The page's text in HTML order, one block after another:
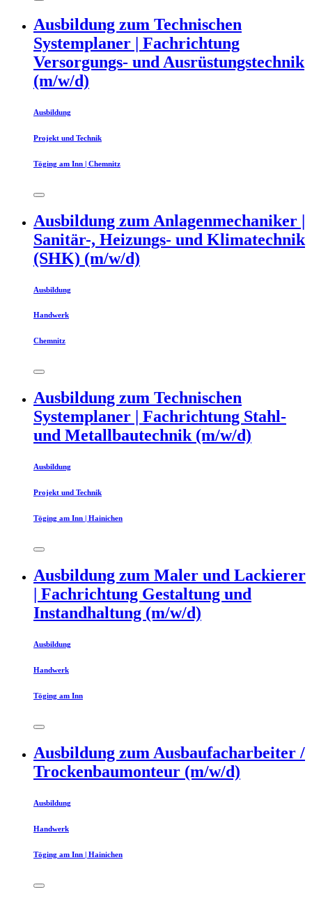
Ausbildung zum Technischen
Systemplaner | Fachrichtung
Versorgungs- und Ausrüstungstechnik
(m/w/d)
Ausbildung
Projekt und Technik
Töging am Inn | Chemnitz
Ausbildung zum Anlagenmechaniker |
Sanitär-, Heizungs- und Klimatechnik
(SHK) (m/w/d)
Ausbildung
Handwerk
Chemnitz
Ausbildung zum Technischen
Systemplaner | Fachrichtung Stahl-
und Metallbautechnik (m/w/d)
Ausbildung
Projekt und Technik
Töging am Inn | Hainichen
Ausbildung zum Maler und Lackierer
| Fachrichtung Gestaltung und
Instandhaltung (m/w/d)
Ausbildung
Handwerk
Töging am Inn
Ausbildung zum Ausbaufacharbeiter /
Trockenbaumonteur (m/w/d)
Ausbildung
Handwerk
Töging am Inn | Hainichen